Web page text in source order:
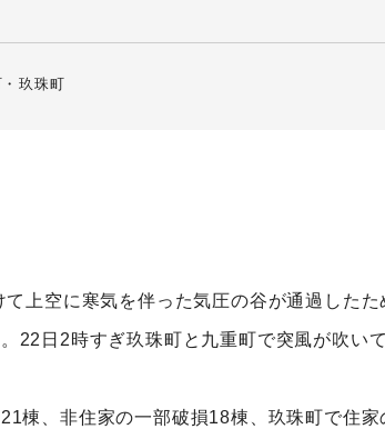
玖珠町
上空に寒気を伴った気圧の谷が通過した
22日2時すぎ玖珠町と九重町で突風が吹い
棟、非住家の一部破損18棟、玖珠町で住